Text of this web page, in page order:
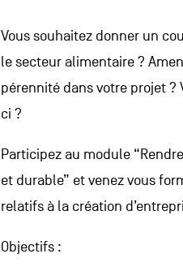
Vous souhaitez donner un
le secteur alimentaire ?
pérennité dans votre projet
ci ?
Participez au module
et durable” et venez vous
relatifs à la création
Objectifs :